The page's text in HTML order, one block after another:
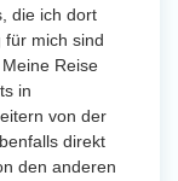
die ich dort
mich sind
Reise
in
von der
direkt
den anderen